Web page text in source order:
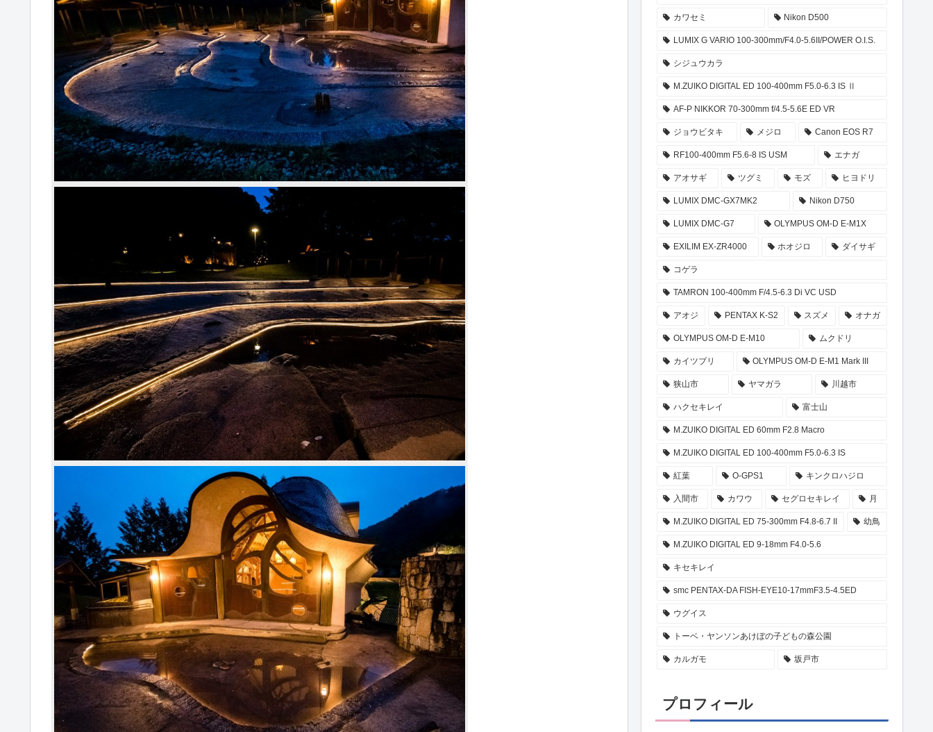
カワセミ Nikon D500
LUMIX G VARIO 100-300mm/F4.0-5.6II/POWER O.I.S.
シジュウカラ
M.ZUIKO DIGITAL ED 100-400mm F5.0-6.3 IS Ⅱ
AF-P NIKKOR 70-300mm f/4.5-5.6E ED VR
ジョウビタキ メジロ Canon EOS R7
RF100-400mm F5.6-8 IS USM エナガ
アオサギ ツグミ モズ ヒヨドリ
LUMIX DMC-GX7MK2 Nikon D750
LUMIX DMC-G7 OLYMPUS OM-D E-M1X
EXILIM EX-ZR4000 ホオジロ ダイサギ
コゲラ
TAMRON 100-400mm F/4.5-6.3 Di VC USD
アオジ PENTAX K-S2 スズメ オナガ
OLYMPUS OM-D E-M10 ムクドリ
カイツブリ OLYMPUS OM-D E-M1 Mark III
狭山市 ヤマガラ 川越市
ハクセキレイ 富士山
M.ZUIKO DIGITAL ED 60mm F2.8 Macro
M.ZUIKO DIGITAL ED 100-400mm F5.0-6.3 IS
紅葉 O-GPS1 キンクロハジロ
入間市 カワウ セグロセキレイ 月
M.ZUIKO DIGITAL ED 75-300mm F4.8-6.7 II 幼鳥
M.ZUIKO DIGITAL ED 9-18mm F4.0-5.6
キセキレイ
smc PENTAX-DA FISH-EYE10-17mmF3.5-4.5ED
ウグイス
トーベ・ヤンソンあけぼの子どもの森公園
カルガモ 坂戸市
プロフィール